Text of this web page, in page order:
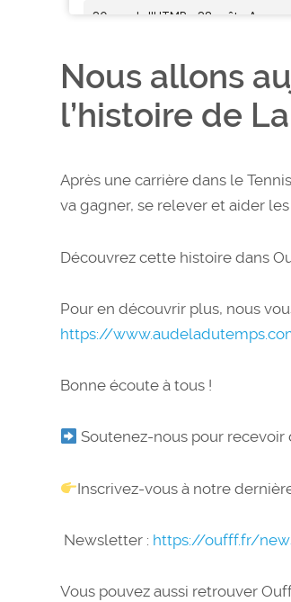
Nous allons
l’histoire de
Après une carrière dans le
va gagner, se relever et aider les
Découvrez cette histoire dans
Pour en découvrir plus, nous
https://
Bonne écoute à tous !
Soutenez-nous pour
Inscrivez-vous à notre
Newsletter : https://oufff.fr/
Vous pouvez aussi retrouver